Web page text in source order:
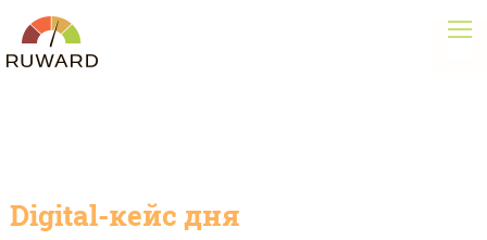
Digital-кейс дня